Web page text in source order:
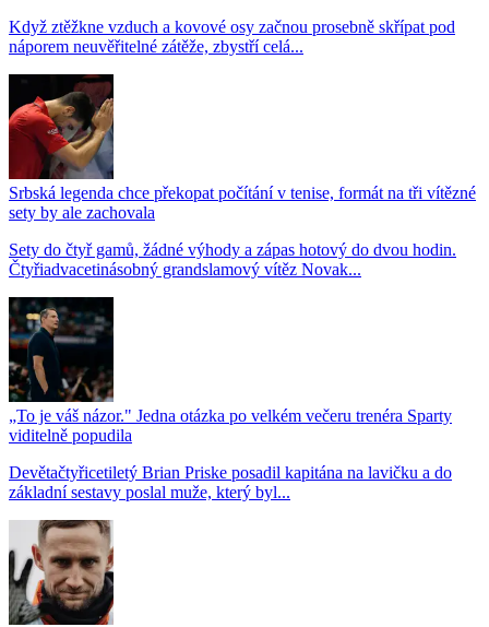
Když ztěžkne vzduch a kovové osy začnou prosebně skřípat pod
náporem neuvěřitelné zátěže, zbystří celá...
Srbská legenda chce překopat počítání v tenise, formát na tři vítězné
sety by ale zachovala
Sety do čtyř gamů, žádné výhody a zápas hotový do dvou hodin.
Čtyřiadvacetinásobný grandslamový vítěz Novak...
„To je váš názor." Jedna otázka po velkém večeru trenéra Sparty
viditelně popudila
Devětačtyřicetiletý Brian Priske posadil kapitána na lavičku a do
základní sestavy poslal muže, který byl...